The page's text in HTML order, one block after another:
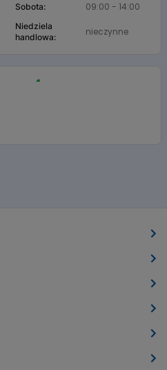
Sobota: 09:00 - 14:00
Niedziela
handlowa:
nieczynne